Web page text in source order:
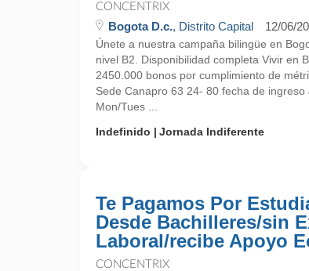
CONCENTRIX
Bogota D.c., Distrito Capital 12/06/
Únete a nuestra campaña bilingüe en
nivel B2. Disponibilidad completa Vivir en
2450.000 bonos por cumplimiento de
Sede Canapro 63 24- 80 fecha de
Mon/Tues ...
Indefinido
Jornada Indiferente
Te Pagamos Por
Desde Bachilleres/sin
Laboral/recibe Apoyo
CONCENTRIX